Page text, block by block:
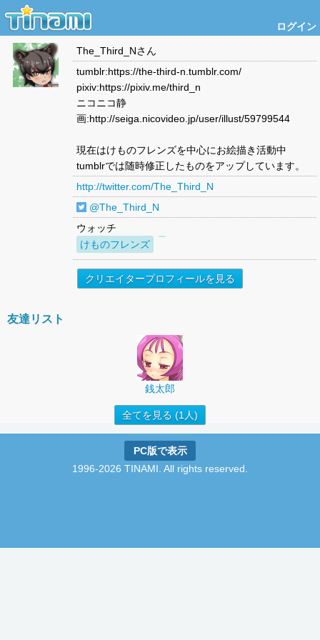
ログイン
The_Third_Nさん
tumblr:https://the-third-n.tumblr.com/
pixiv:https://pixiv.me/third_n
ニコニコ静
画:http://seiga.nicovideo.jp/user/illust/59799544
現在はけものフレンズを中心にお絵描き活動中
tumblrでは随時修正したものをアップしています。
http://twitter.com/The_Third_N
@The_Third_N
ウォッチ
けものフレンズ
クリエイタープロフィールを見る
友達リスト
銭太郎
全てを見る (1人)
PC版で表示
1996-2026 TINAMI. All rights reserved.